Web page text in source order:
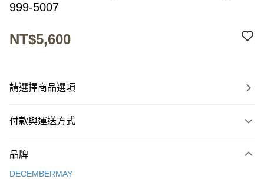
999-5007
NT$5,600
請選擇商品選項
付款與運送方式
信用卡一次付款
品牌
DECEMBERMAY